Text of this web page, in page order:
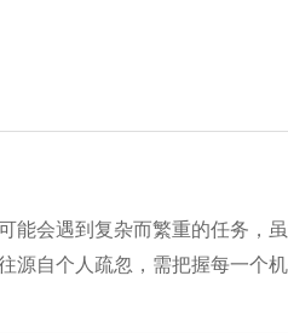
能会遇到复杂而繁重的任务，
源自个人疏忽，需把握每一个